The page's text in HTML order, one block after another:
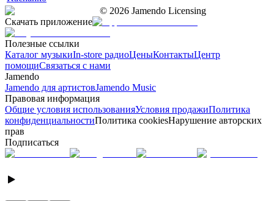
© 2026 Jamendo Licensing
Скачать приложение
Полезные ссылки
Каталог музыкиIn-store радиоЦеныКонтактыЦентр
помощиСвязаться с нами
Jamendo
Jamendo для артистовJamendo Music
Правовая информация
Общие условия использованияУсловия продажиПолитика
конфиденциальностиПолитика cookiesНарушение авторских
прав
Подписаться